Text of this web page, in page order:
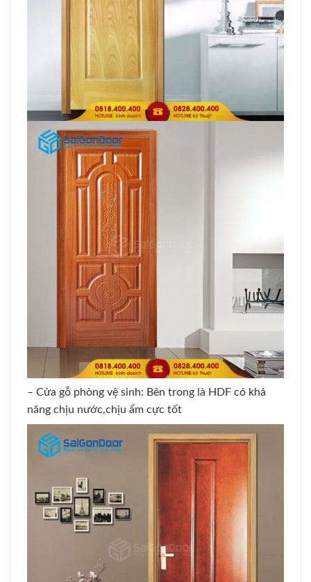
– Cửa gỗ phòng vệ sinh: Bên trong là HDF có khả
năng chịu nước,chịu ẩm cực tốt